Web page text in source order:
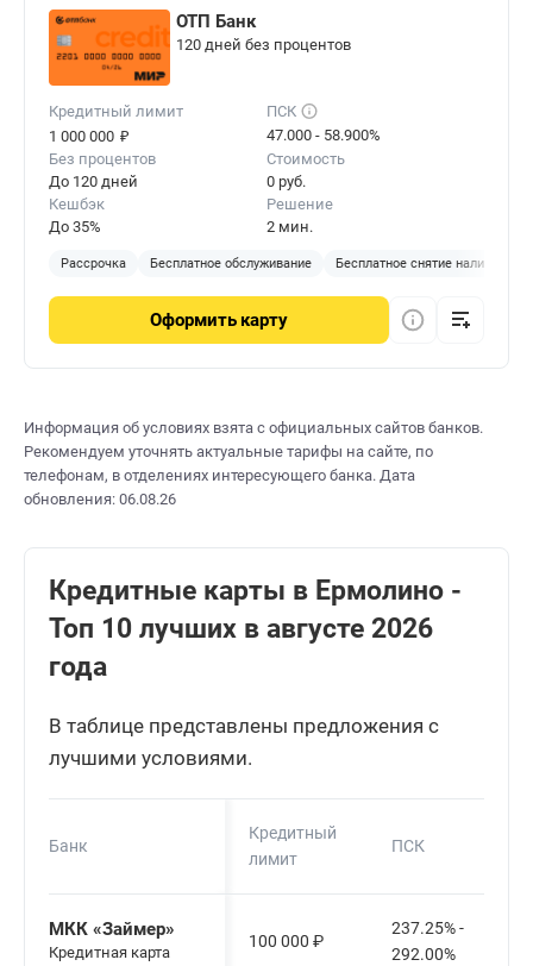
ОТП Банк
120 дней без процентов
Кредитный лимит
1 000 000 ₽
ПСК
47.000 - 58.900%
Без процентов
До 120 дней
Стоимость
0 руб.
Кешбэк
До 35%
Решение
2 мин.
Рассрочка Бесплатное обслуживание Бесплатное снятие наличных
Оформить карту
Информация об условиях взята с официальных сайтов банков.
Рекомендуем уточнять актуальные тарифы на сайте, по
телефонам, в отделениях интересующего банка. Дата
обновления: 06.08.26
Кредитные карты в Ермолино -
Топ 10 лучших в августе 2026
года
В таблице представлены предложения с
лучшими условиями.
Банк
Кредитный
лимит
ПСК
МКК «Займер»
Кредитная карта
100 000 ₽
237.25% -
292.00%